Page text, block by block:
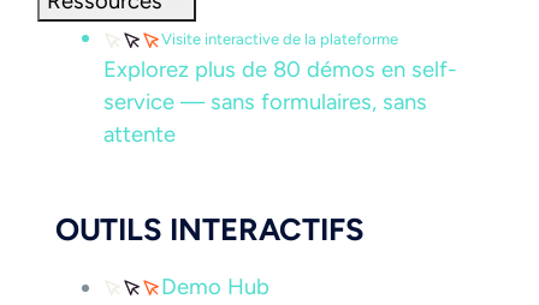
Visite interactive de la plateforme
Explorez plus de 80 démos en self-
service — sans formulaires, sans
attente
OUTILS INTERACTIFS
Demo Hub